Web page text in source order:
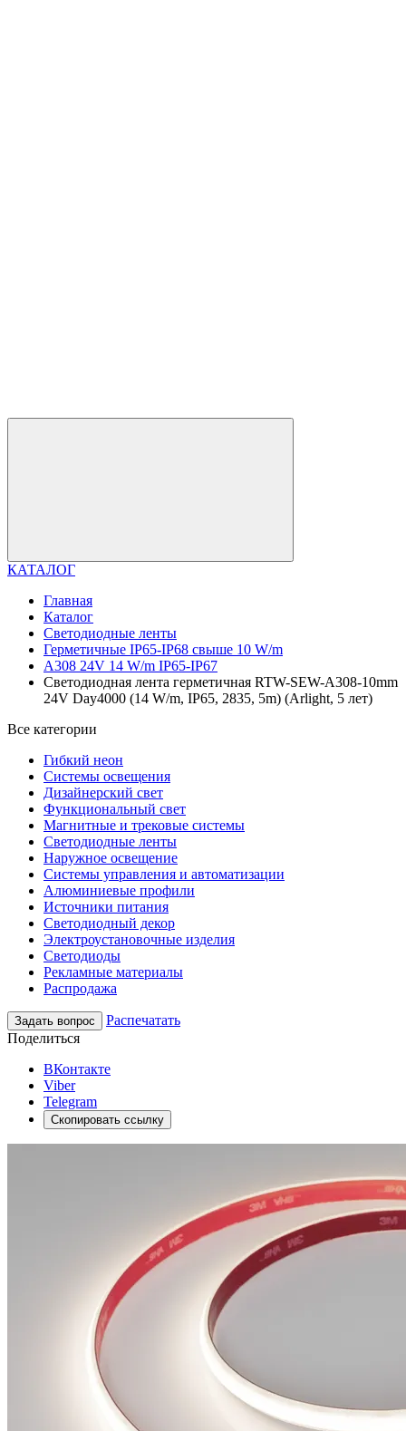
КАТАЛОГ
Главная
Каталог
Светодиодные ленты
Герметичные IP65-IP68 свыше 10 W/m
A308 24V 14 W/m IP65-IP67
Светодиодная лента герметичная RTW-SEW-A308-10mm
24V Day4000 (14 W/m, IP65, 2835, 5m) (Arlight, 5 лет)
Все категории
Гибкий неон
Системы освещения
Дизайнерский свет
Функциональный свет
Магнитные и трековые системы
Светодиодные ленты
Наружное освещение
Системы управления и автоматизации
Алюминиевые профили
Источники питания
Светодиодный декор
Электроустановочные изделия
Светодиоды
Рекламные материалы
Распродажа
Задать вопрос
Распечатать
Поделиться
ВКонтакте
Viber
Telegram
Скопировать ссылку